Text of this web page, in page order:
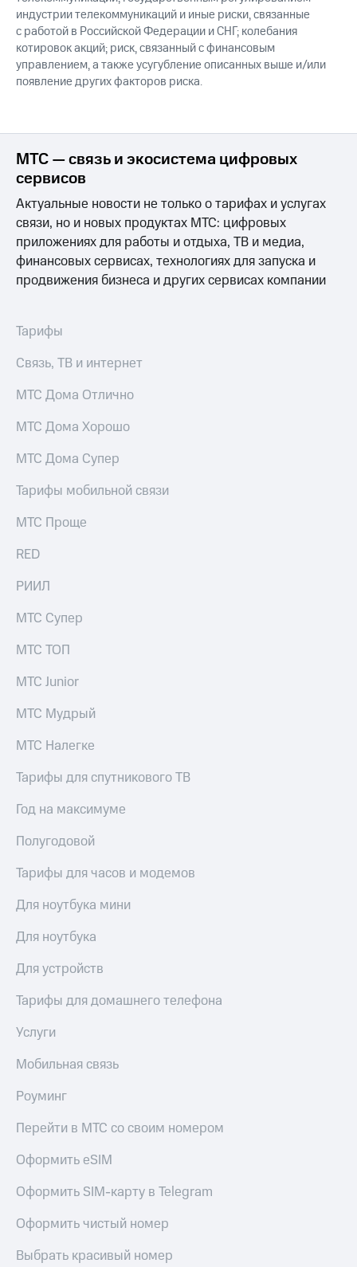
индустрии телекоммуникаций и иные риски, связанные
с работой в Российской Федерации и СНГ; колебания
котировок акций; риск, связанный с финансовым
управлением, а также усугубление описанных выше и/или
появление других факторов риска.
МТС — связь и экосистема цифровых
сервисов
Актуальные новости не только о тарифах и услугах
связи, но и новых продуктах МТС: цифровых
приложениях для работы и отдыха, ТВ и медиа,
финансовых сервисах, технологиях для запуска и
продвижения бизнеса и других сервисах компании
Тарифы
Связь, ТВ и интернет
МТС Дома Отлично
МТС Дома Хорошо
МТС Дома Супер
Тарифы мобильной связи
МТС Проще
RED
РИИЛ
МТС Супер
МТС ТОП
МТС Junior
МТС Мудрый
МТС Налегке
Тарифы для спутникового ТВ
Год на максимуме
Полугодовой
Тарифы для часов и модемов
Для ноутбука мини
Для ноутбука
Для устройств
Тарифы для домашнего телефона
Услуги
Мобильная связь
Роуминг
Перейти в МТС со своим номером
Оформить eSIM
Оформить SIM-карту в Telegram
Оформить чистый номер
Выбрать красивый номер